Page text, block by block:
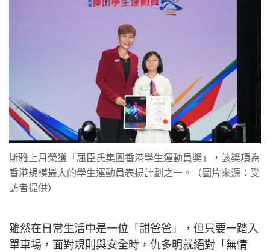
斯雅上月榮獲「屈臣氏集團香港學生運動員獎」，該獎項為
香港規模最大的學生運動員表揚計劃之一。（圖片來源：受
訪者提供）
雖然在日常生活中是一位「甜爸爸」，但只要一踏入
單車場，面對規則與安全時，仇多明就絕對「無情